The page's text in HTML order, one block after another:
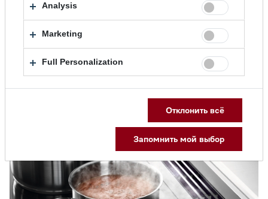
Подогреватели посуды
Analysis
Marketing
Full Personalization
Отклонить всё
Запомнить мой выбор